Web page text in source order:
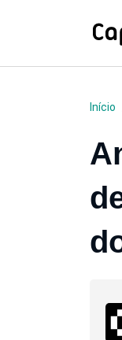
Início